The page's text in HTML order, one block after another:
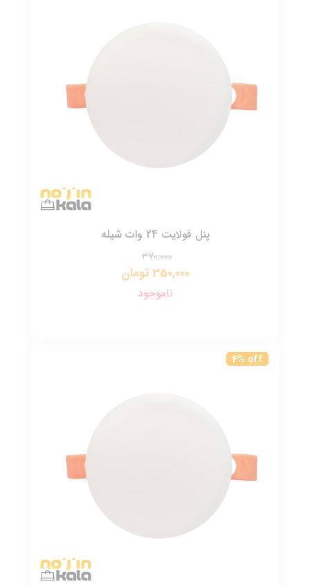
پنل فولایت 24 وات شیله
370,000
350,000 تومان
ناموجود
4% off